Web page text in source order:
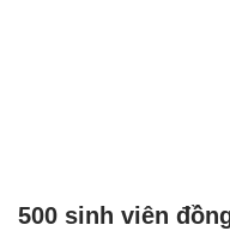
500 sinh viên